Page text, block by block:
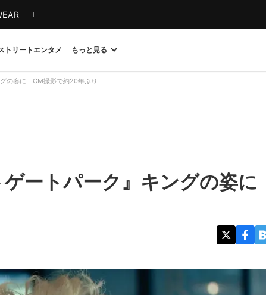
トリート エンタメ もっと見る
の姿に CM撮影で約20年ぶり
ゲートパーク』キングの姿に